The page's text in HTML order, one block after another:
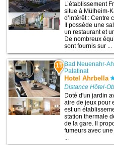
L’établissement
situe à Mülheim-
d’intérêt : Centre
Il possède une
un restaurant et
De nombreux
sont fournis sur ...
15 Bad Neuenahr-
Palatinat
Hotel Ahrbella
Distance Hôtel-
Doté d'un jardin
aire de jeux pour
est un
station thermale
de la gare. Il
fumeurs avec
...